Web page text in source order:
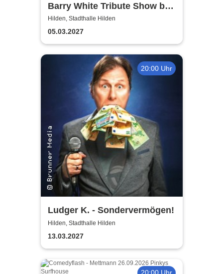
Barry White Tribute Show by
Tony Davis and Orchestra
Hilden, Stadthalle Hilden
05.03.2027
20:00 Uhr
Ludger K. - Sondervermögen!
Hilden, Stadthalle Hilden
13.03.2027